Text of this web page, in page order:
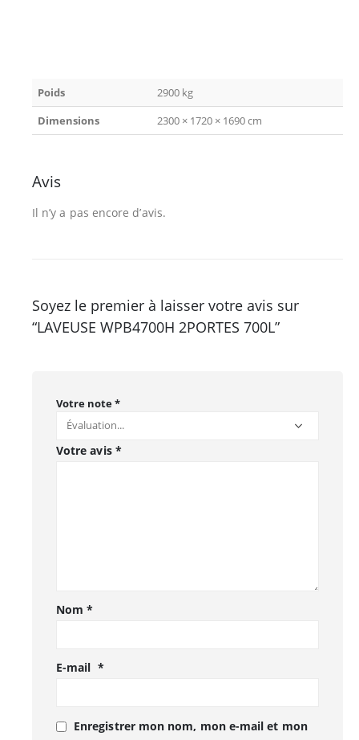
Poids
2900 kg
Dimensions
2300 × 1720 × 1690 cm
Avis
Il n’y a pas encore d’avis.
Soyez le premier à laisser votre avis sur
“LAVEUSE WPB4700H 2PORTES 700L”
Votre note*
Votre avis *
Nom*
E-mail *
Enregistrer mon nom, mon e-mail et mon